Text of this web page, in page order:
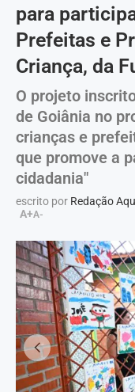
para
Prefeitas e
Criança, da
O projeto
de Goiânia no
crianças e
que promove a
cidadania"
escrito por Redação
A+A-